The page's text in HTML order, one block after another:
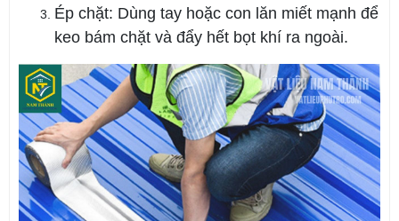
Ép chặt: Dùng tay hoặc con lăn miết mạnh để
keo bám chặt và đẩy hết bọt khí ra ngoài.